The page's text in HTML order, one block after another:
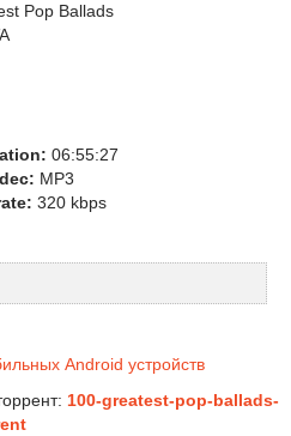
Pop Ballads
06:55:27
MP3
320 kbps
100-greatest-pop-ballads-